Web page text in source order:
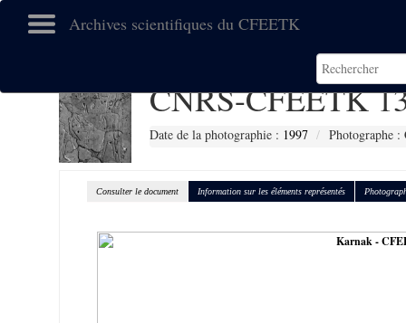
Archives scientifiques du CFEETK
CNRS-CFEETK
Date de la photographie : 1997 Photographe
Consulter le document Information sur les éléments représentés